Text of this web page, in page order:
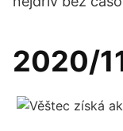
2020/